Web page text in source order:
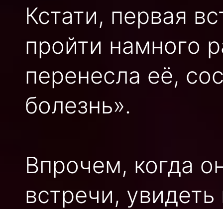
Кстати, первая
пройти намного
перенесла её,
болезнь».
Впрочем, когда
встречи,